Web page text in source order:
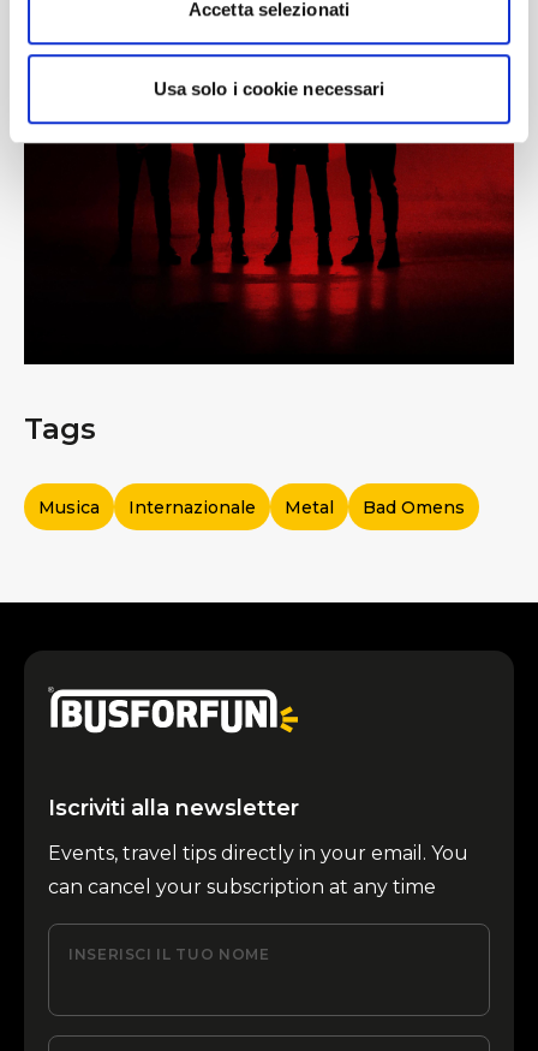
Accetta selezionati
Usa solo i cookie necessari
Tags
Musica Internazionale Metal Bad Omens
Iscriviti alla newsletter
Events, travel tips directly in your email. You
can cancel your subscription at any time
INSERISCI IL TUO NOME